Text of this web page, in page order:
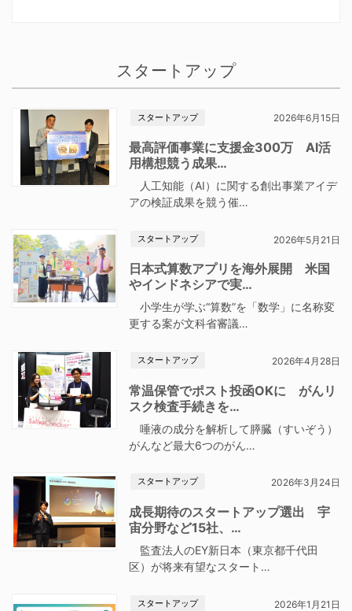
スタートアップ
スタートアップ 2026年6月15日
最高評価事業に支援金300万 AI活
用構想競う成果…
人工知能（AI）に関する創出事業アイデ
アの検証成果を競う催…
スタートアップ 2026年5月21日
日本式算数アプリを海外展開 米国
やインドネシアで実…
小学生が学ぶ“算数”を「数学」に名称変
更する案が文科省審議…
スタートアップ 2026年4月28日
常温保管でポスト投函OKに がんリ
スク検査手続きを…
唾液の成分を解析して膵臓（すいぞう）
がんなど最大6つのがん…
スタートアップ 2026年3月24日
成長期待のスタートアップ選出 宇
宙分野など15社、…
監査法人のEY新日本（東京都千代田
区）が将来有望なスタート…
スタートアップ 2026年1月21日